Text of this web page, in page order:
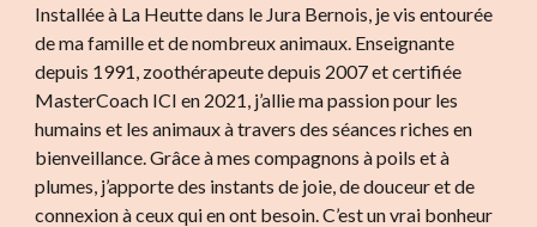
Installée à La Heutte dans le Jura Bernois, je vis entourée
de ma famille et de nombreux animaux. Enseignante
depuis 1991, zoothérapeute depuis 2007 et certifiée
MasterCoach ICI en 2021, j’allie ma passion pour les
humains et les animaux à travers des séances riches en
bienveillance. Grâce à mes compagnons à poils et à
plumes, j’apporte des instants de joie, de douceur et de
connexion à ceux qui en ont besoin. C’est un vrai bonheur